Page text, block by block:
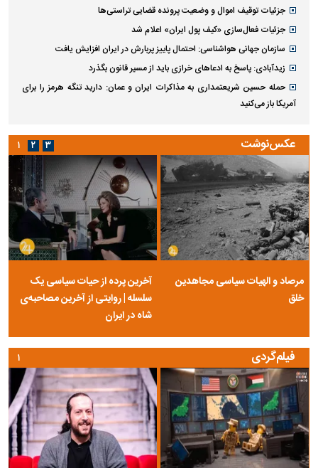
جزئیات توقیف اموال و وضعیت پرونده قضایی تراستی‌ها
جزئیات فعال‌سازی «کیف پول ایران» اعلام شد
سازمان جهانی هواشناسی: احتمال پاییز پربارش در ایران افزایش یافت
زیدآبادی: پاسخ به ادعا‌های خرازی باید از مسیر قانون بگذرد
حمله حسین شریعتمداری به مذاکرات ایران و عمان: دارید تنگه هرمز را برای
آمریکا باز می‌کنید
عکس‌نوشت
مرصاد و الهیات سیاسی مجاهدین
خلق
آخرین پرده از حیات سیاسی یک
سلسله | روایتی از آخرین مصاحبه‌ی
شاه در ایران
۱ ۲ ۳
فیلم‌گردی ۱